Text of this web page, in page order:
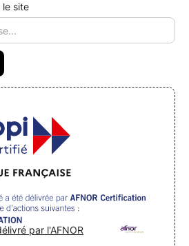
le site
par l'AFNOR